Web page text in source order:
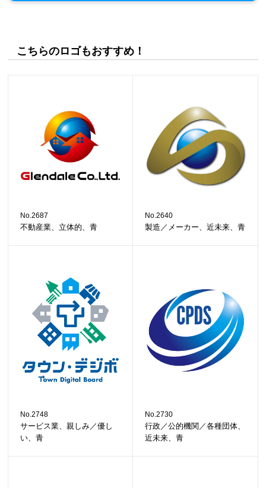
こちらのロゴもおすすめ！
No.2687
不動産業、立体的、青
No.2640
製造／メーカー、近未来、青
No.2748
サービス業、親しみ／優し
い、青
No.2730
行政／公的機関／各種団体、
近未来、青